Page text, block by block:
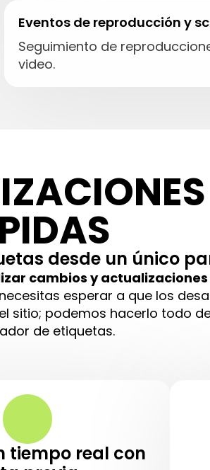
Eventos de reproducción y
Seguimiento de
video.
desde un único
cambios y actualizaciones
esperar a que los
sitio; podemos hacerlo todo
de etiquetas.
tiempo real con